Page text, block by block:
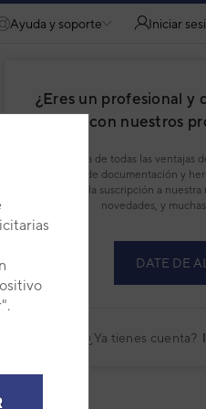
Ayuda y soporte Iniciar
¿Eres un profesional y
con nuestros
Disfruta de todas las ventajas
descarga de documentación y
pedidos, la suscripción a
novedades, y
DATE DE
¿Ya tienes cuenta?